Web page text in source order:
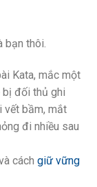
bạn thôi.
Kata, mắc một
bị đối thủ ghi
vết bầm, mắt
đi nhiều sau
cách giữ vững